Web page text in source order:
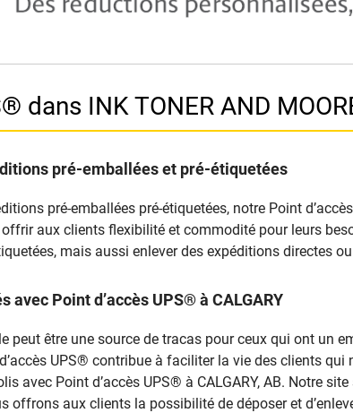
dans INK TONER AND
pré-emballées et pré-étiquetées
pré-emballées pré-étiquetées, notre Point
aux clients flexibilité et commodité pour leurs
mais aussi enlever des expéditions directes
Point d’accès UPS® à CALGARY
peut être une source de tracas pour ceux qui ont un
UPS® contribue à faciliter la vie des clients
avec Point d’accès UPS® à CALGARY, AB. Notre
offrons aux clients la possibilité de déposer et